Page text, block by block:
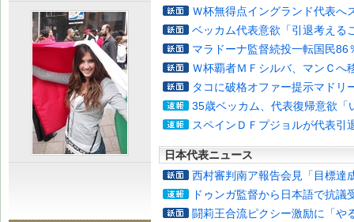
Ｗ杯無得点イングランド代表へ
ベッカム代表意欲「引退考える
マラドーナ監督続投一転国民86
Ｗ杯覇者ＭＦシルバ、マンＣへ
タコに破格オファー提示マドリ
35歳ベッカム、代表復帰意欲「
スペインＤＦプジョルが代表引
日本代表ニュース
西村審判南ア報告会見「目標達
ドゥンガ監督から日本語で抗議
闘莉王合流ピクシー激励に「や